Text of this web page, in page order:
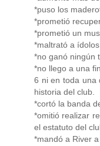
*puso los
*prometió
*prometió un
*maltrató a
*no ganó ningún
*no llego a una
6 ni en toda una
historia del club.
*cortó la banda
*omitió realizar
el estatuto del
*mandó a River